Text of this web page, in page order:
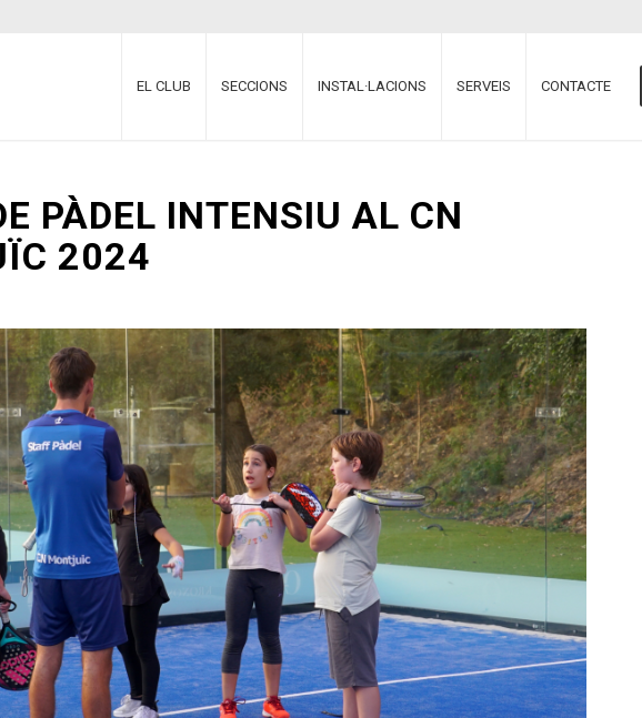
EL CLUB SECCIONS INSTAL·LACIONS SERVEIS CONTACTE
PÀDEL INTENSIU AL CN
2024